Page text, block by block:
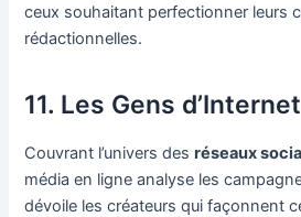
ceux souhaitant perfectionner leurs
rédactionnelles.
11. Les Gens d’Internet
Couvrant l’univers desréseaux
média en ligne analyse les
dévoile les créateurs qui façonnent